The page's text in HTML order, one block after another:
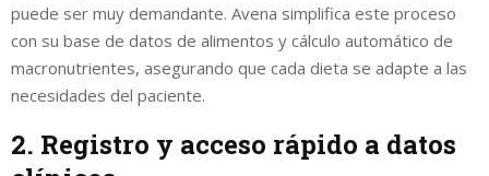
puede ser muy demandante. Avena simplifica este proceso
con su base de datos de alimentos y cálculo automático de
macronutrientes, asegurando que cada dieta se adapte a las
necesidades del paciente.
2. Registro y acceso rápido a datos